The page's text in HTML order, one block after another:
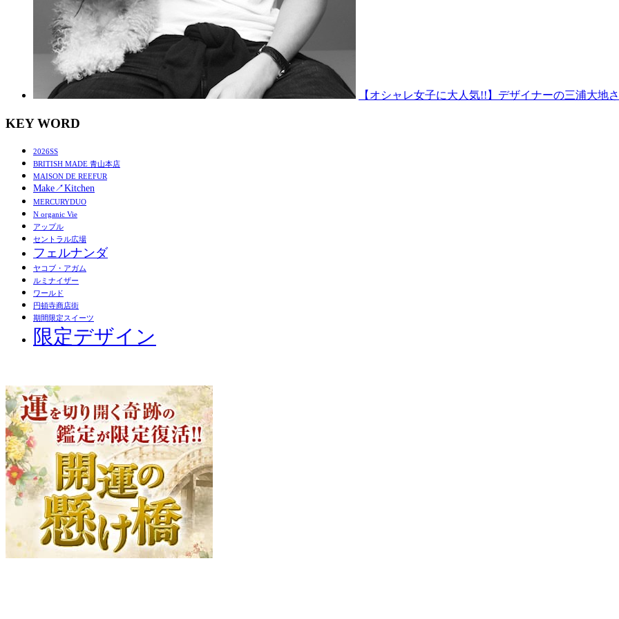
【オシャレ女子に大人気!!】デザイナーの三浦大地
KEY WORD
2026SS
BRITISH MADE 青山本店
MAISON DE REEFUR
Make↗︎Kitchen
MERCURYDUO
N organic Vie
アップル
セントラル広場
フェルナンダ
ヤコブ・アガム
ルミナイザー
ワールド
円頓寺商店街
期間限定スイーツ
限定デザイン